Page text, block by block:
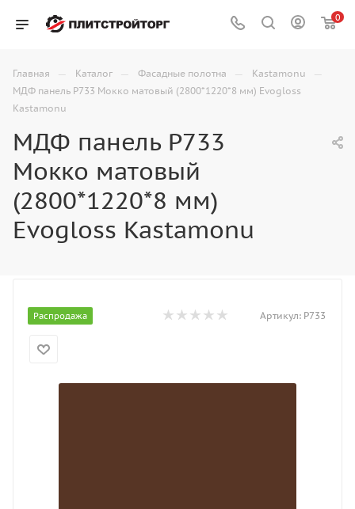
0
Главная — Каталог — Фасадные полотна — Kastamonu —
МДФ панель P733 Мокко матовый (2800*1220*8 мм) Evogloss
Kastamonu
МДФ панель P733
Мокко матовый
(2800*1220*8 мм)
Evogloss Kastamonu
Распродажа Артикул: P733